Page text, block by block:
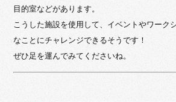
目的室などがあります。
こうした施設を使用して、イベントやワーク
なことにチャレンジできるそうです！
ぜひ足を運んでみてくださいね。